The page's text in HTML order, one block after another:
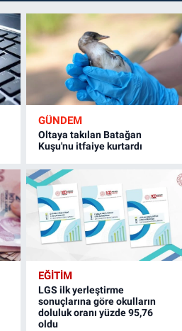
GÜNDEM
Oltaya takılan Batağan
Kuşu'nu itfaiye kurtardı
EĞİTİM
LGS ilk yerleştirme
sonuçlarına göre okulların
doluluk oranı yüzde 95,76
oldu